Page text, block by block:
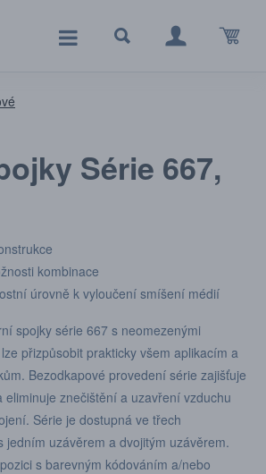
Série 667,
kombinace
úrovně k vyloučení smíšení médií
spojky série 667 s neomezenými
přizpůsobit prakticky všem aplikacím a
Bezodkapové provedení série zajišťuje
eliminuje znečištění a uzavření vzduchu
Série je dostupná ve třech
jedním uzávěrem a dvojitým uzávěrem.
s barevným kódováním a/nebo